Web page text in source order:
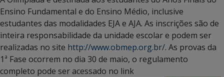
Ensino Fundamental e do Ensino Médio, inclusive
estudantes das modalidades EJA e AJA. As inscrições são de
inteira responsabilidade da unidade escolar e podem ser
realizadas no site http://www.obmep.org.br/. As provas da
1ª Fase ocorrem no dia 30 de maio, o regulamento
completo pode ser acessado no link